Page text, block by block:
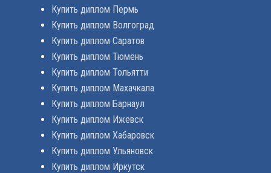
Купить диплом Пермь
Купить диплом Волгоград
Купить диплом Саратов
Купить диплом Тюмень
Купить диплом Тольятти
Купить диплом Махачкала
Купить диплом Барнаул
Купить диплом Ижевск
Купить диплом Хабаровск
Купить диплом Ульяновск
Купить диплом Иркутск